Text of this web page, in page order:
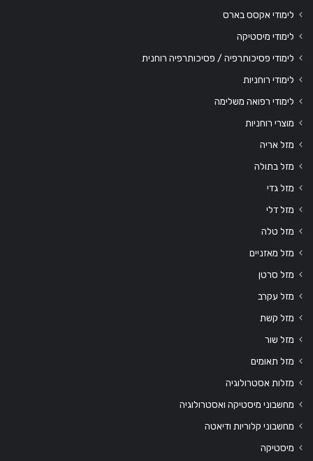
לימודי אקסס בארס
לימודי מיסטיקה
לימודי פסיכותרפיה / פסיכותרפיה רוחנית
לימודי רוחניות
לימודי רפואה משלימה
מוצרי רוחניות
מזל אריה
מזל בתולה
מזל גדי
מזל דלי
מזל טלה
מזל מאזניים
מזל סרטן
מזל עקרב
מזל קשת
מזל שור
מזל תאומים
מזלות אסטרולוגיה
מחשבוני מיסטיקה ואסטרולוגיה
מחשבוני קלוריות ודיאטה
מיסטיקה